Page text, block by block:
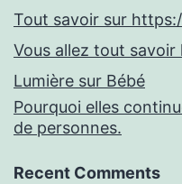
Tout savoir sur
Vous allez tout
Lumière sur Bébé
Pourquoi elles
de personnes.
Recent Comments